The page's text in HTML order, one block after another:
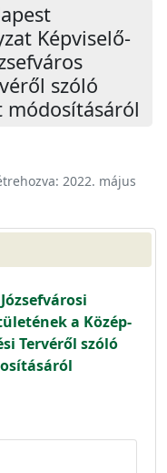
Képviselő-
szóló
2022. május
a Közép-
Tervéről szóló